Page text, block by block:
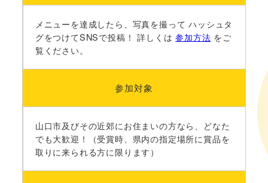
メニューを達成したら、写真を撮って ハッシュタ
グをつけてSNSで投稿！ 詳しくは参加方法 をご
覧ください。
参加対象
山口市及びその近郊にお住まいの方なら、どなた
でも大歓迎！（受賞時、県内の指定場所に賞品を
取りに来られる方に限ります）